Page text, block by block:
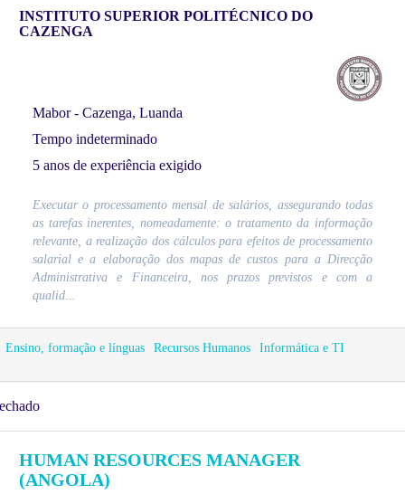
INSTITUTO SUPERIOR POLITÉCNICO DO
CAZENGA
Mabor - Cazenga, Luanda
Tempo indeterminado
5 anos de experiência exigido
Executar o processamento mensal de salários, assegurando todas
as tarefas inerentes, nomeadamente: o tratamento da informação
relevante, a realização dos cálculos para efeitos de processamento
salarial e a elaboração dos mapas de custos para a Direcção
Administrativa e Financeira, nos prazos previstos e com a
qualid...
Ensino, formação e línguas Recursos Humanos Informática e TI
HUMAN RESOURCES MANAGER
(ANGOLA)